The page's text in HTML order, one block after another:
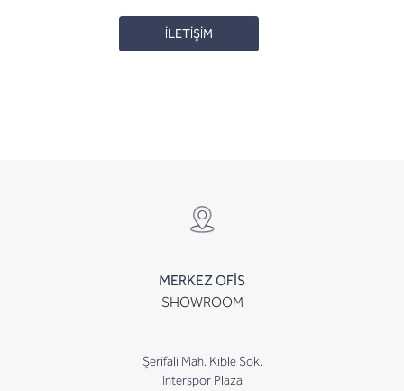
İLETİŞİM
MERKEZ OFİS
SHOWROOM
Şerifali Mah. Kıble Sok.
Interspor Plaza